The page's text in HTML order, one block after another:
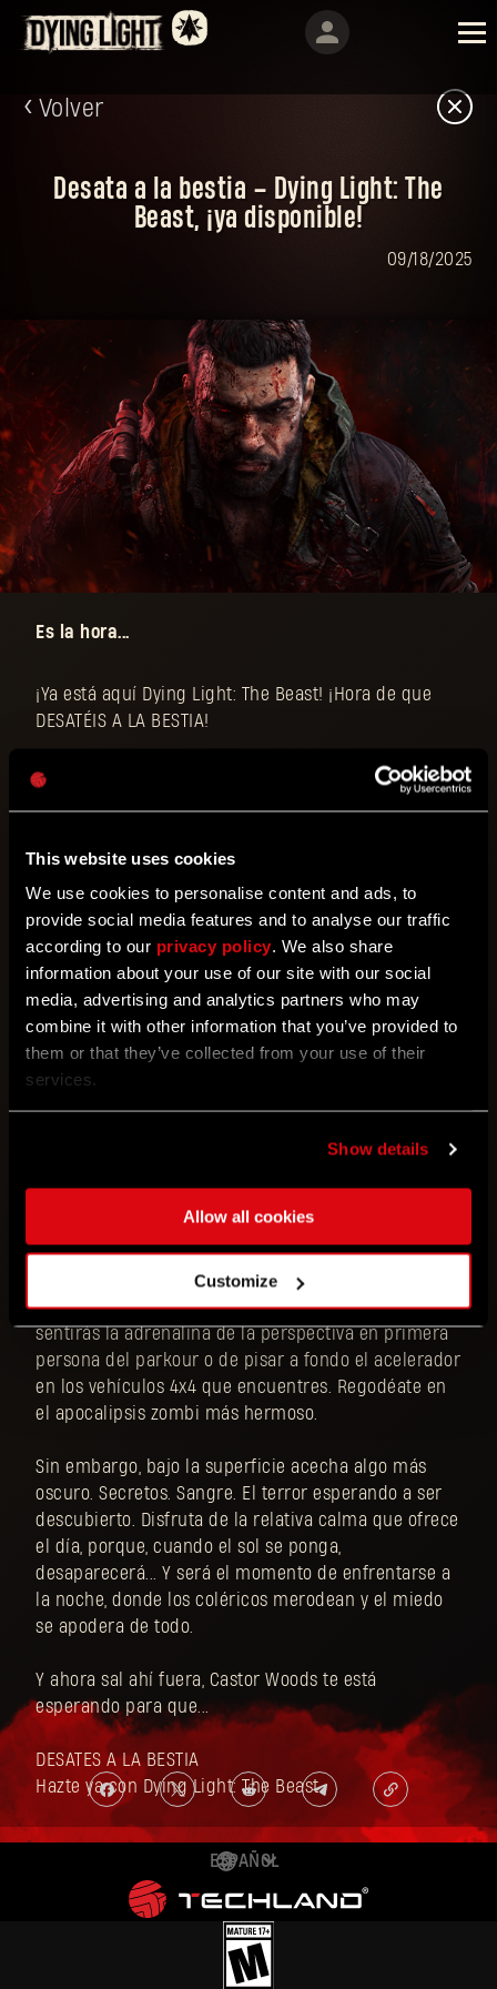
This website uses cookies
We use cookies to personalise content and ads, to
provide social media features and to analyse our traffic
according to our privacy policy. We also share
information about your use of our site with our social
media, advertising and analytics partners who may
combine it with other information that you’ve provided to
them or that they’ve collected from your use of their
services.
Show details
Allow all cookies
Customize
Volver
Desata a la bestia – Dying Light: The
Beast, ¡ya disponible!
09/18/2025
Es la hora...
¡Ya está aquí Dying Light: The Beast! ¡Hora de que
DESATÉIS A LA BESTIA!
Dying Light: The Beast lleva todo lo que conocéis y os
encanta de la saga a su máximo exponente: el
realista e inmersivo; la noche, más agobiante.
crear el mejor Dying Light!
[VIDEO TRAILER]
Eres Kyle Crane y tu venganza comienza ahora.
Disfruta del combate físico mientras aplastas
cráneos y le sacas las tripas a quien se ponga en tu
enemigos con tus propias manos. Crea un
Piérdete por las calles de Castor Woods, que cobran
vida con los gráficos de nueva generación y avances
técnicos inmersivos. A medida que exploras el valle,
sentirás la adrenalina de la perspectiva en primera
persona del parkour o de pisar a fondo el acelerador
en los vehículos 4x4 que encuentres. Regodéate en
el apocalipsis zombi más hermoso.
Sin embargo, bajo la superficie acecha algo más
oscuro. Secretos. Sangre. El terror esperando a ser
descubierto. Disfruta de la relativa calma que ofrece
el día, porque, cuando el sol se ponga,
desaparecerá... Y será el momento de enfrentarse a
la noche, donde los coléricos merodean y el miedo
se apodera de todo.
Y ahora sal ahí fuera, Castor Woods te está
esperando para que...
DESATES A LA BESTIA
Hazte ya con Dying Light: The Beast.
ESPAÑOL
DEUTSCH
ENGLISH
FRANÇAIS